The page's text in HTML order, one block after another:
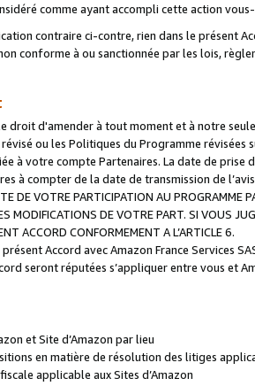
comme ayant accompli cette action
contraire ci-contre, rien dans le présent
conforme à ou sanctionnée par les lois,
droit d'amender à tout moment et à notre
ou les Politiques du Programme
à votre compte Partenaires. La date de
à compter de la date de transmission de
DE VOTRE PARTICIPATION AU PROGRAMME
MODIFICATIONS DE VOTRE PART. SI VOUS
ACCORD CONFORMEMENT A L’ARTICLE 6.
Accord avec Amazon France Services
seront réputées s’appliquer entre vous et
et Site d’Amazon par lieu
en matière de résolution des litiges
applicable aux Sites d’Amazon